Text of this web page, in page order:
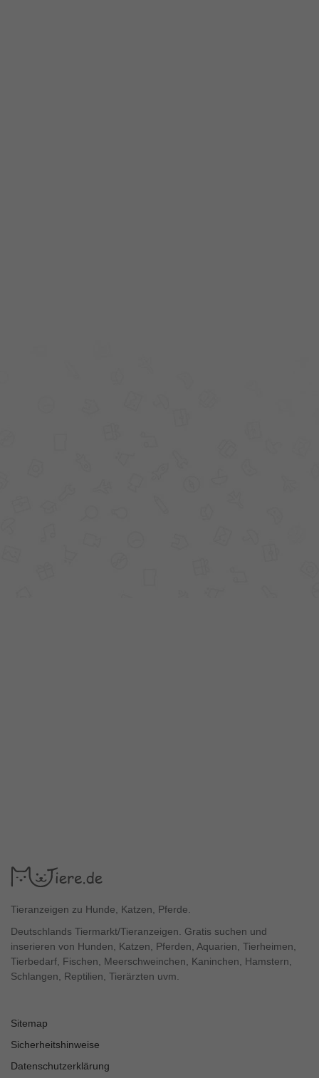
Tieranzeigen zu Hunde, Katzen, Pferde.
Deutschlands Tiermarkt/Tieranzeigen. Gratis suchen und
inserieren von Hunden, Katzen, Pferden, Aquarien, Tierheimen,
Tierbedarf, Fischen, Meerschweinchen, Kaninchen, Hamstern,
Schlangen, Reptilien, Tierärzten uvm.
Sitemap
Sicherheitshinweise
Datenschutzerklärung